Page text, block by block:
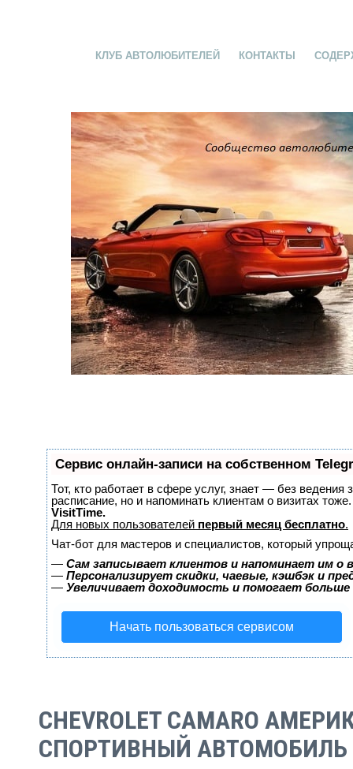
КЛУБ АВТОЛЮБИТЕЛЕЙ КОНТАКТЫ
Сервис онлайн-записи на собственном
Тот, кто работает в сфере услуг, знает — без
расписание, но и напоминать клиентам о визитах
VisitTime.
Для новых пользователей первый месяц бесплатно.
Чат-бот для мастеров и специалистов, который
— Сам записывает клиентов и напоминает им о
— Персонализирует скидки, чаевые, кэшбэк и
— Увеличивает доходимость и помогает
Начать пользоваться сервисом
CHEVROLET CAMARO
СПОРТИВНЫЙ АВТОМОБИЛЬ